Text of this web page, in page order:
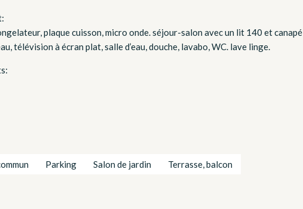
plaque cuisson, micro onde. séjour-salon avec un lit 140 et canapé
télévision à écran plat, salle d’eau, douche, lavabo, WC. lave linge.
Parking Salon de jardin Terrasse, balcon